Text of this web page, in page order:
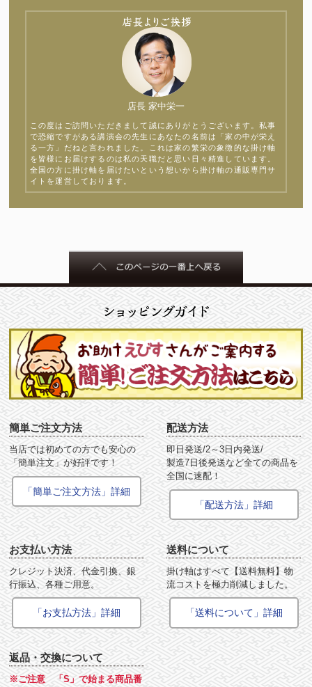
店長 家中栄一
この度はご訪問いただきまして誠にありがとうございます。私事
で恐縮ですがある講演会の先生にあなたの名前は「家の中が栄え
る一方」だねと言われました。これは家の繁栄の象徴的な掛け軸
を皆様にお届けするのは私の天職だと思い日々精進しています。
全国の方に掛け軸を届けたいという想いから掛け軸の通販専門サ
イトを運営しております。
簡単ご注文方法
当店では初めての方でも安心の
「簡単注文」が好評です！
「簡単ご注文方法」詳細
配送方法
即日発送/2～3日内発送/
製造7日後発送など全ての商品を
全国に速配！
「配送方法」詳細
お支払い方法
クレジット決済、代金引換、銀
行振込、各種ご用意。
「お支払方法」詳細
送料について
掛け軸はすべて【送料無料】物
流コストを極力削減しました。
「送料について」詳細
返品・交換について
※ご注意 「S」で始まる商品番